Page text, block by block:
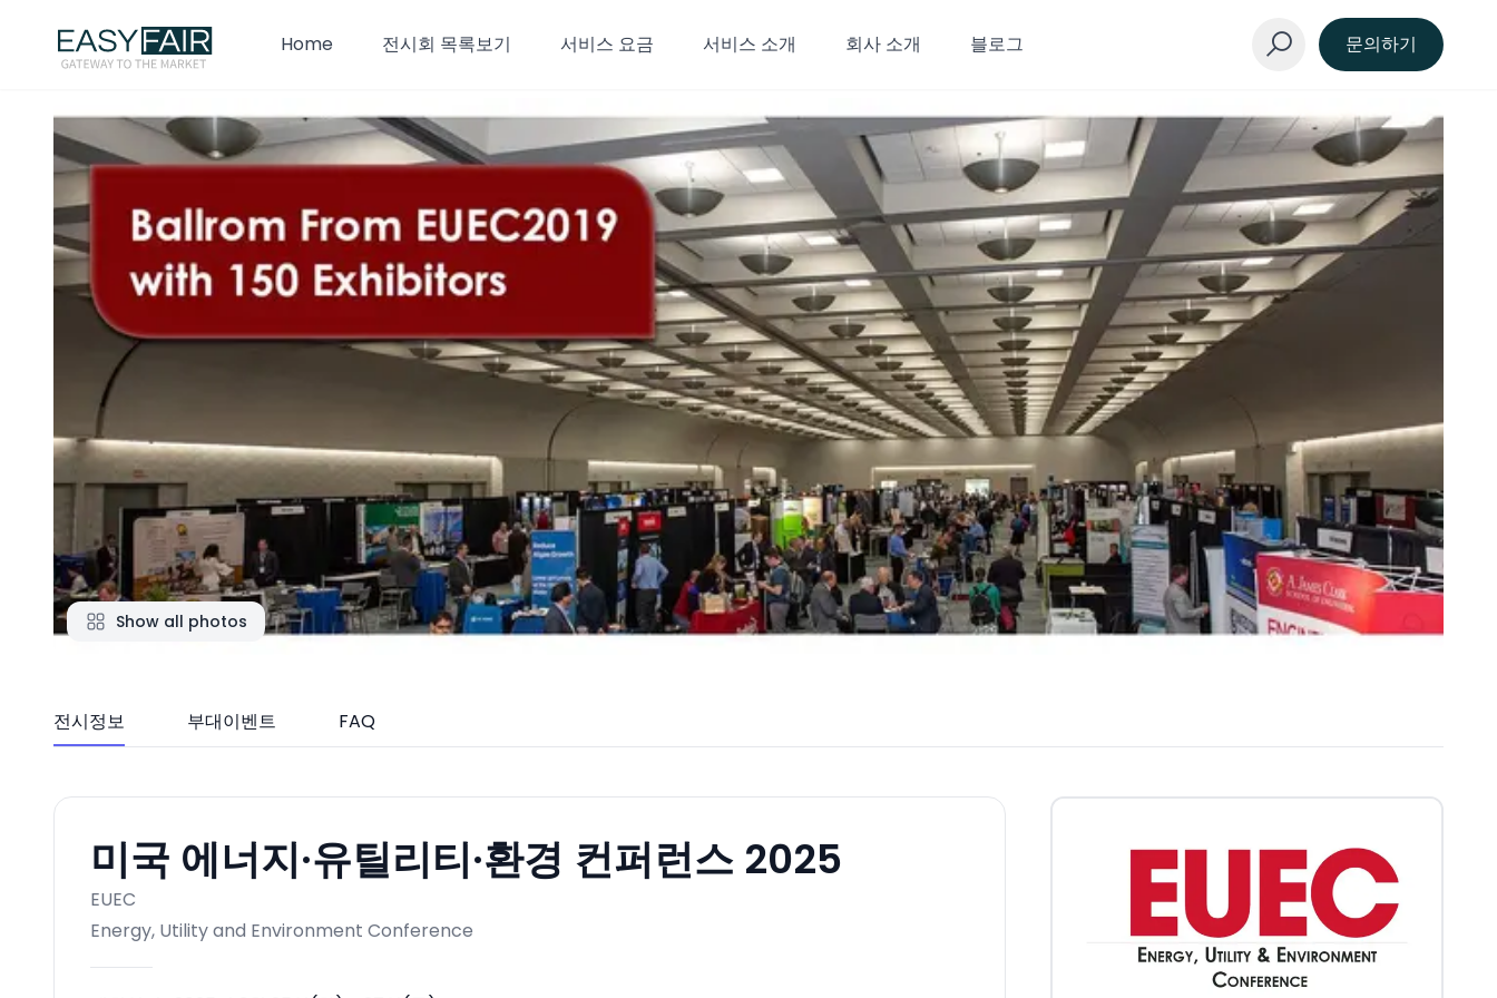
Home 전시회 목록보기 서비스 요금 서비스 소개 회사 소개 블로그 문의하기
Show all photos
전시정보 부대이벤트 FAQ
미국 에너지·유틸리티·환경 컨퍼런스 2025
EUEC
Energy, Utility and Environment Conference